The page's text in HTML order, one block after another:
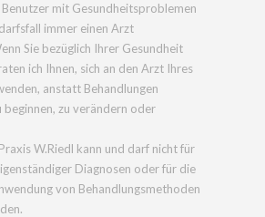
mit Gesundheitsproblemen
immer einen Arzt
Sie bezüglich Ihrer Gesundheit
ich Ihnen, sich an den Arzt Ihres
anstatt Behandlungen
beginnen, zu verändern oder
W.Riedl kann und darf nicht für
Diagnosen oder für die
von Behandlungsmethoden